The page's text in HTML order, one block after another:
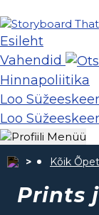
Esileht
Vahendid
Hinnapoliitika
Loo
Loo
Kõik
Prints